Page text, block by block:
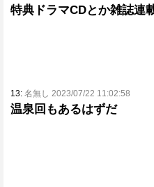
特典ドラマCDとか雑誌
13: 名無し 2023/07/22 11:02:58
温泉回もあるはずだ